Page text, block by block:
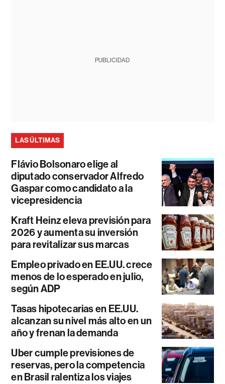
PUBLICIDAD
LAS ÚLTIMAS
Flávio Bolsonaro elige al
diputado conservador Alfredo
Gaspar como candidato a la
vicepresidencia
Kraft Heinz eleva previsión para
2026 y aumenta su inversión
para revitalizar sus marcas
Empleo privado en EE.UU. crece
menos de lo esperado en julio,
según ADP
Tasas hipotecarias en EE.UU.
alcanzan su nivel más alto en un
año y frenan la demanda
Uber cumple previsiones de
reservas, pero la competencia
en Brasil ralentiza los viajes